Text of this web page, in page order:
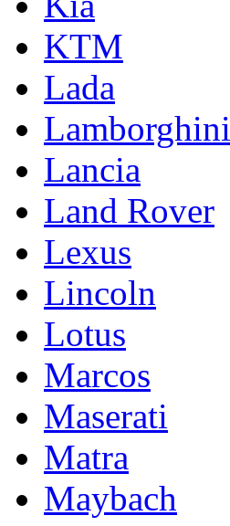
KTM
Lada
Lamborghini
Lancia
Land Rover
Lexus
Lincoln
Lotus
Marcos
Maserati
Matra
Maybach